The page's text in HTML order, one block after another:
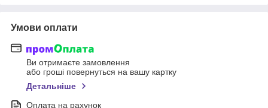
Умови оплати
Ви отримаєте замовлення
або гроші повернуться на вашу картку
Детальніше
Оплата на рахунок